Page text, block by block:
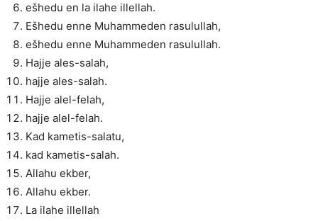
ešhedu en la ilahe illellah.
Ešhedu enne Muhammeden rasulullah,
ešhedu enne Muhammeden rasulullah.
Hajje ales-salah,
hajje ales-salah.
Hajje alel-felah,
hajje alel-felah.
Kad kametis-salatu,
kad kametis-salah.
Allahu ekber,
Allahu ekber.
La ilahe illellah